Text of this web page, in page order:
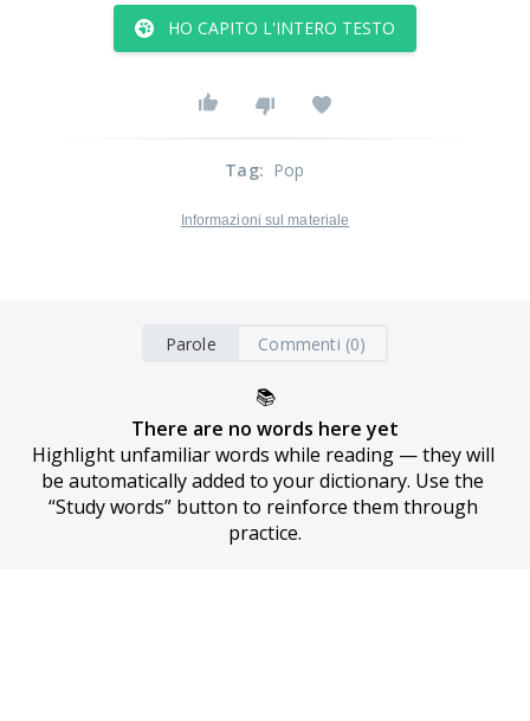
HO CAPITO L'INTERO TESTO
Tag: Pop
Informazioni sul materiale
Parole Commenti (0)
📚
There are no words here yet
Highlight unfamiliar words while reading — they will
be automatically added to your dictionary. Use the
“Study words” button to reinforce them through
practice.